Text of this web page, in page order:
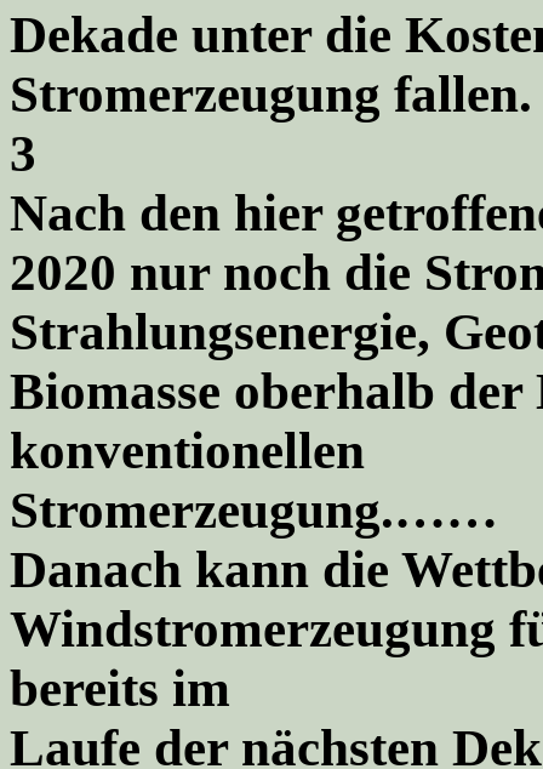
Dekade unter die
Stromerzeugung fallen.
3
Nach den hier
2020 nur noch die
Strahlungsenergie,
Biomasse oberhalb der
konventionellen
Stromerzeugung.……
Danach kann die
Windstromerzeugung
bereits im
Laufe der nächsten